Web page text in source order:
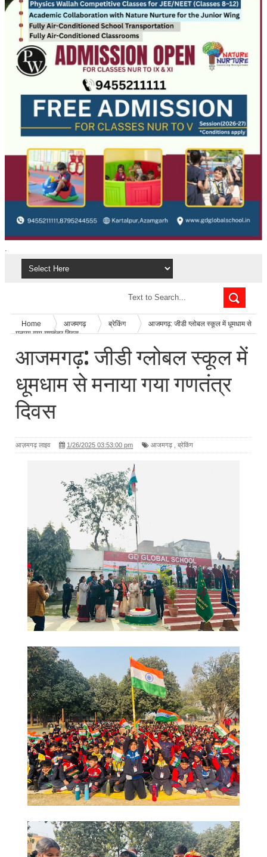
.
Home आजमगढ़ ब्रेकिंग
आजमगढ़: जीडी ग्लोबल स्कूल में धूमधाम से
मनाया गया गणतंत्र दिवस
आजमगढ़: जीडी ग्लोबल स्कूल में
धूमधाम से मनाया गया गणतंत्र
दिवस
आज़मगढ़ लाइव 1/26/2025 03:53:00 pm आजमगढ़ ब्रेकिंग